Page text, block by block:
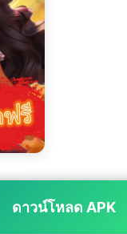
ดาวน์โหลด APK